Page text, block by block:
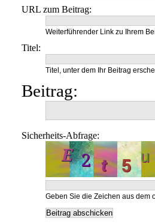
URL zum Beitrag:
Weiterführender Link zu Ihrem
Titel:
Titel, unter dem Ihr Beitrag
Beitrag:
Sicherheits-Abfrage:
Geben Sie die Zeichen aus dem